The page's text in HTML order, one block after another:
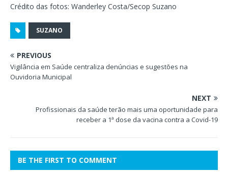
Crédito das fotos: Wanderley Costa/Secop Suzano
SUZANO
PREVIOUS
Vigilância em Saúde centraliza denúncias e sugestões na
Ouvidoria Municipal
NEXT
Profissionais da saúde terão mais uma oportunidade para
receber a 1ª dose da vacina contra a Covid-19
BE THE FIRST TO COMMENT